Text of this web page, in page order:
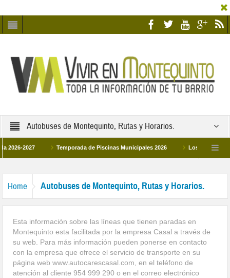
Autobuses de Montequinto, Rutas y Horarios.
2027 Temporada de Piscinas Municipales 2026 Los Campus de
Home Autobuses de Montequinto, Rutas y Horarios.
Esta información sobre las líneas que tienen paradas en
Montequinto esta facilitada por la empresa Casal a través de
su web. Para más información pueden ponerse en contacto
con la empresa que ofrece el servicio de transporte en su
página web www.autocarescasal.com, en el teléfono de
atención al cliente 954 999 290 o en el correo electrónico